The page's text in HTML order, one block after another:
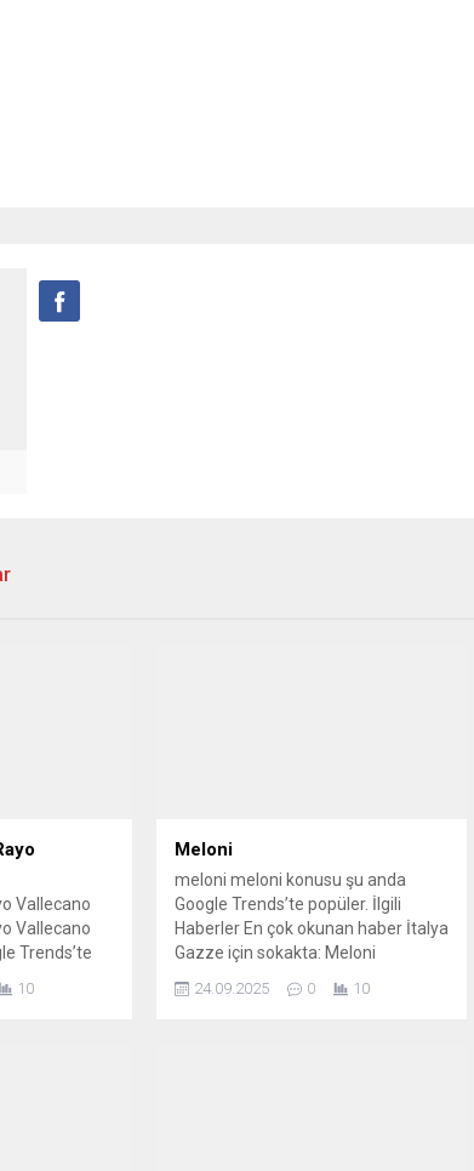
Vallecano
Vallecano
Trends’te
10
Meloni
meloni meloni konusu şu anda
Google Trends’te popüler. İlgili
Haberler En çok okunan haber İtalya
Gazze için sokakta: Meloni
Hükümeti’ne karşı genel grev İtalya:
Uluslararası baskı İsrail’e değil,
24.09.2025 0 10